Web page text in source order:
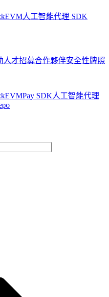
人工智能代理 SDK
人才招募合作夥伴安全性牌照
Pay SDK人工智能代理